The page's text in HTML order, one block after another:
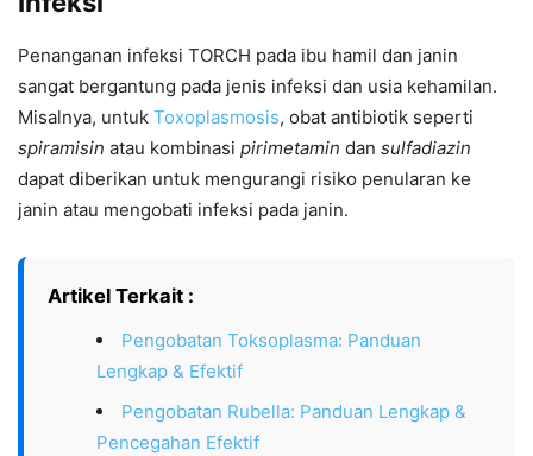
Penanganan infeksi TORCH pada ibu hamil dan janin
sangat bergantung pada jenis infeksi dan usia kehamilan.
Misalnya, untuk Toxoplasmosis, obat antibiotik seperti
spiramisin atau kombinasi pirimetamin dan sulfadiazin
dapat diberikan untuk mengurangi risiko penularan ke
janin atau mengobati infeksi pada janin.
Artikel Terkait :
Pengobatan Toksoplasma: Panduan
Lengkap & Efektif
Pengobatan Rubella: Panduan Lengkap &
Pencegahan Efektif